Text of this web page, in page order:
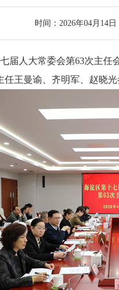
时间： 2026年04月14日
人大常委会第63次主任
王曼谕、齐明军、赵晓光